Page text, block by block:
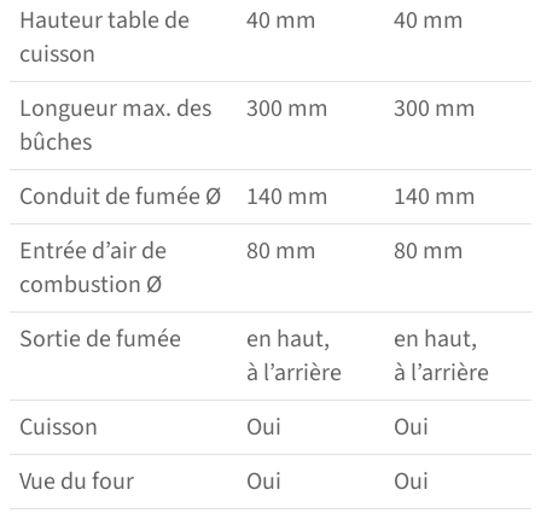
Hauteur table de
cuisson
40 mm 40 mm
Longueur max. des
bûches
300 mm 300 mm
Conduit de fumée Ø 140 mm
140 mm
Entrée d’air de
combustion Ø
80 mm 80 mm
Sortie de fumée
en haut,
à l’arrière
en haut,
à l’arrière
Cuisson
Oui
Oui
Vue du four
Oui
Oui